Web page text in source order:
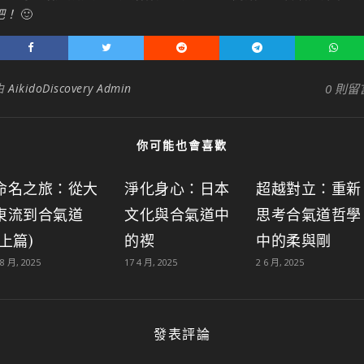
！ 🙂
AikidoDiscovery Admin 0 則留
你可能也會喜歡
名之旅：從大
流到合氣道
篇)
月, 2025
淨化身心：日本
文化與合氣道中
的禊
17 4 月, 2025
超越對立：重新
思考合氣道哲學
中的柔與剛
2 6 月, 2025
發表評論